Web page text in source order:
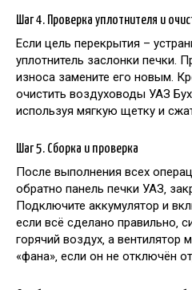
Шаг 4. Проверка уплотнителя и
Если цель перекрытия –
уплотнитель заслонки печки.
износа замените его новым.
очистить воздуховоды УАЗ
используя мягкую щетку и
Шаг 5. Сборка и проверка
После выполнения всех
обратно панель печки УАЗ‚
Подключите аккумулятор и
если всё сделано правильно‚
горячий воздух‚ а
«фана»‚ если он не отключён